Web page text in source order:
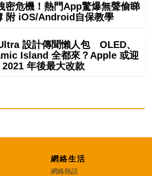
密危機！熱門App驚爆無聲偷睇
附 iOS/Android自保教學
設計傳聞懶人包 OLED、
Island 全都來？Apple 或迎
2021 年後最大改款
網絡生活
網絡熱話